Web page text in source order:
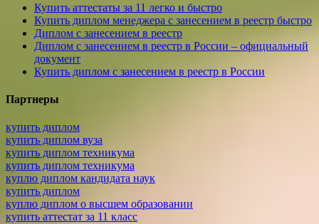
Купить аттестаты за 11 легко и быстро
Купить диплом менеджера с занесением в реестр быстро
Диплом с занесением в реестр
Диплом с занесением в реестр в России – официальный
документ
Купить диплом с занесением в реестр в России
Партнеры
купить диплом
купить диплом вуза
купить диплом техникума
купить диплом техникума
куплю диплом кандидата наук
купить диплом
куплю диплом о высшем образовании
купить аттестат за 11 класс